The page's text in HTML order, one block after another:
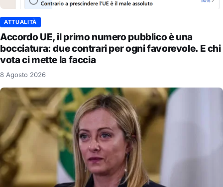
ATTUALITÀ
Accordo UE, il primo numero pubblico è una
bocciatura: due contrari per ogni favorevole. E chi
vota ci mette la faccia
8 Agosto 2026